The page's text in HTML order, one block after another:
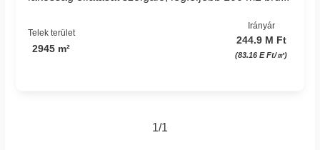
Telek terület
2945 m²
Irányár
244.9 M Ft
(83.16 E Ft/㎡)
1/1